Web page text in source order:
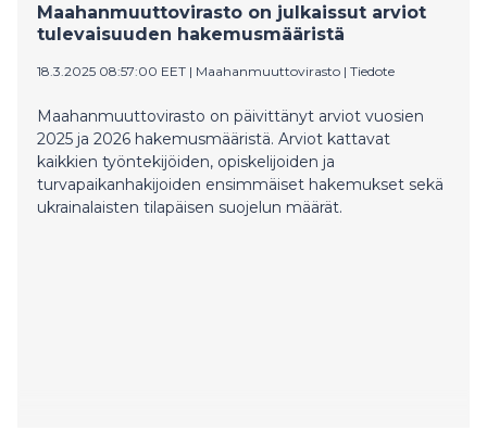
Maahanmuuttovirasto on julkaissut arviot
tulevaisuuden hakemusmääristä
18.3.2025 08:57:00 EET | Maahanmuuttovirasto | Tiedote
Maahanmuuttovirasto on päivittänyt arviot vuosien
2025 ja 2026 hakemusmääristä. Arviot kattavat
kaikkien työntekijöiden, opiskelijoiden ja
turvapaikanhakijoiden ensimmäiset hakemukset sekä
ukrainalaisten tilapäisen suojelun määrät.